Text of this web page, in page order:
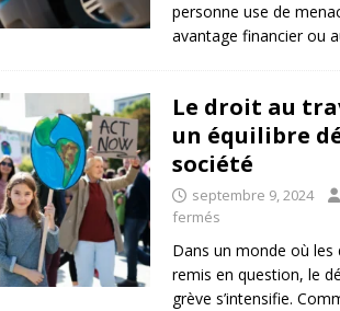
personne use de
avantage financier ou
Le droit au
un équilibre
société
septembre 9, 2024
fermés
Dans un monde où
remis en question, le
grève s’intensifie.